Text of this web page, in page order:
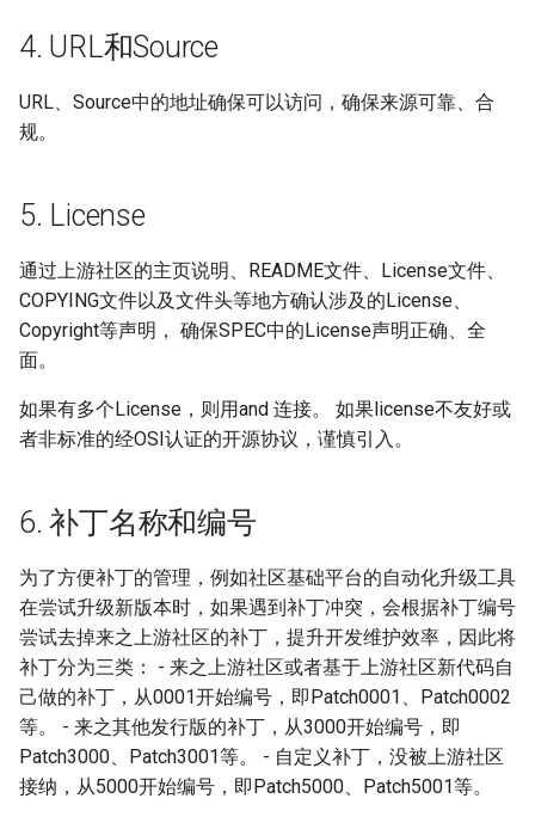
4. URL和Source
URL、Source中的地址确保可以访问，确保来源可靠、合
规。
5. License
通过上游社区的主页说明、README文件、License文件、
COPYING文件以及文件头等地方确认涉及的License、
Copyright等声明， 确保SPEC中的License声明正确、全
面。
如果有多个License，则用and 连接。 如果license不友好或
者非标准的经OSI认证的开源协议，谨慎引入。
6. 补丁名称和编号
为了方便补丁的管理，例如社区基础平台的自动化升级工具
在尝试升级新版本时，如果遇到补丁冲突，会根据补丁编号
尝试去掉来之上游社区的补丁，提升开发维护效率，因此将
补丁分为三类： - 来之上游社区或者基于上游社区新代码自
己做的补丁，从0001开始编号，即Patch0001、Patch0002
等。 - 来之其他发行版的补丁，从3000开始编号，即
Patch3000、Patch3001等。 - 自定义补丁，没被上游社区
接纳，从5000开始编号，即Patch5000、Patch5001等。